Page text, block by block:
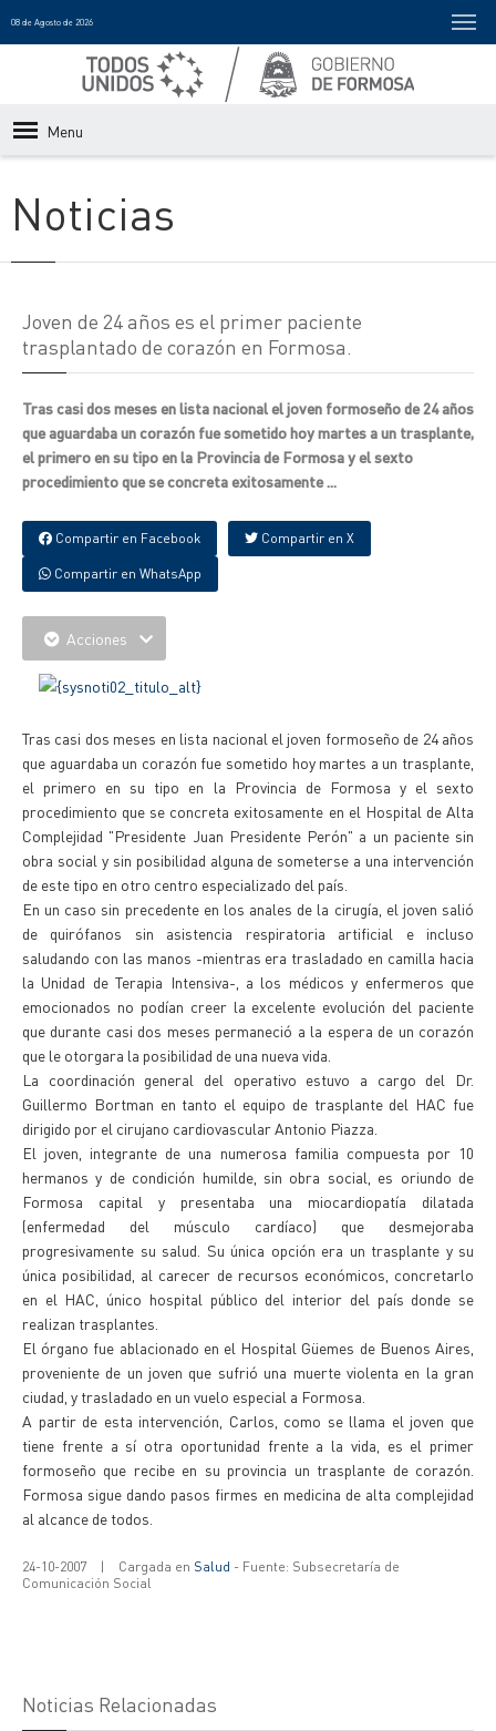
08 de Agosto de 2026
Menu
Noticias
Joven de 24 años es el primer paciente
trasplantado de corazón en Formosa.
Tras casi dos meses en lista nacional el joven formoseño de 24 años
que aguardaba un corazón fue sometido hoy martes a un trasplante,
el primero en su tipo en la Provincia de Formosa y el sexto
procedimiento que se concreta exitosamente ...
Compartir en Facebook Compartir en X
Compartir en WhatsApp
Acciones
Tras casi dos meses en lista nacional el joven formoseño de 24 años
que aguardaba un corazón fue sometido hoy martes a un trasplante,
el primero en su tipo en la Provincia de Formosa y el sexto
procedimiento que se concreta exitosamente en el Hospital de Alta
Complejidad "Presidente Juan Presidente Perón" a un paciente sin
obra social y sin posibilidad alguna de someterse a una intervención
de este tipo en otro centro especializado del país.
En un caso sin precedente en los anales de la cirugía, el joven salió
de quirófanos sin asistencia respiratoria artificial e incluso
saludando con las manos -mientras era trasladado en camilla hacia
la Unidad de Terapia Intensiva-, a los médicos y enfermeros que
emocionados no podían creer la excelente evolución del paciente
que durante casi dos meses permaneció a la espera de un corazón
que le otorgara la posibilidad de una nueva vida.
La coordinación general del operativo estuvo a cargo del Dr.
Guillermo Bortman en tanto el equipo de trasplante del HAC fue
dirigido por el cirujano cardiovascular Antonio Piazza.
El joven, integrante de una numerosa familia compuesta por 10
hermanos y de condición humilde, sin obra social, es oriundo de
Formosa capital y presentaba una miocardiopatía dilatada
(enfermedad del músculo cardíaco) que desmejoraba
progresivamente su salud. Su única opción era un trasplante y su
única posibilidad, al carecer de recursos económicos, concretarlo
en el HAC, único hospital público del interior del país donde se
realizan trasplantes.
El órgano fue ablacionado en el Hospital Güemes de Buenos Aires,
proveniente de un joven que sufrió una muerte violenta en la gran
ciudad, y trasladado en un vuelo especial a Formosa.
A partir de esta intervención, Carlos, como se llama el joven que
tiene frente a sí otra oportunidad frente a la vida, es el primer
formoseño que recibe en su provincia un trasplante de corazón.
Formosa sigue dando pasos firmes en medicina de alta complejidad
al alcance de todos.
24-10-2007 | Cargada en Salud - Fuente: Subsecretaría de
Comunicación Social
Noticias Relacionadas